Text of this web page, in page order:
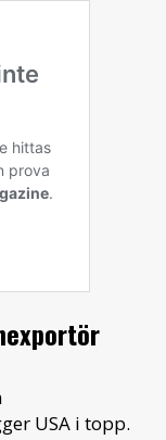
USA i topp.